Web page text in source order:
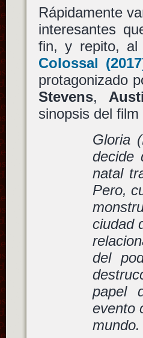
Rápidamente
interesantes
fin, y repito, al
Colossal
protagonizado
Stevens,
sinopsis del
Gloria
decide
natal
Pero,
ciudad
del
papel
evento
mundo.